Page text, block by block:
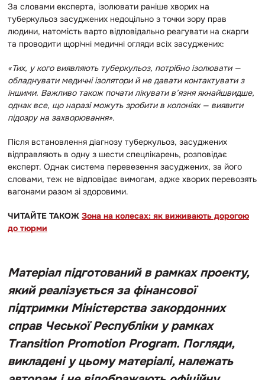
За словами експерта, ізолювати раніше хворих на
туберкульоз засуджених недоцільно з точки зору прав
людини, натомість варто відповідально реагувати на скарги
та проводити щорічні медичні огляди всіх засуджених:
«Тих, у кого виявляють туберкульоз, потрібно ізолювати —
обладнувати медичні ізолятори й не давати контактувати з
іншими. Важливо також почати лікувати в’язня якнайшвидше,
однак все, що наразі можуть зробити в колоніях — виявити
підозру на захворювання».
Після встановлення діагнозу туберкульоз, засуджених
відправляють в одну з шести спецлікарень, розповідає
експерт. Однак система перевезення засуджених, за його
словами, теж не відповідає вимогам, адже хворих перевозять
вагонами разом зі здоровими.
ЧИТАЙТЕ ТАКОЖ Зона на колесах: як виживають дорогою
до тюрми
Матеріал підготований в рамках проекту,
який реалізується за фінансової
підтримки Міністерства закордонних
справ Чеської Республіки у рамках
Transition Promotion Program. Погляди,
викладені у цьому матеріалі, належать